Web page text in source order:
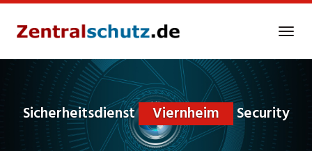
content
Sicherheitsdienst Viernheim Security